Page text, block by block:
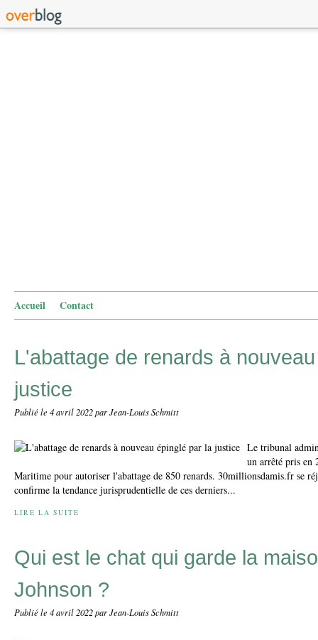
Accueil Contact
L'abattage de renards à
justice
Publié le 4 avril 2022par Jean-Louis Schmitt
Le tribunal
un arrêté pris en
Maritime pour autoriser l'abattage de 850 renards. 30millionsdamis.fr se
confirme la tendance jurisprudentielle de ces derniers...
LIRE LA SUITE
Qui est le chat qui garde la
Johnson ?
Publié le 4 avril 2022par Jean-Louis Schmitt